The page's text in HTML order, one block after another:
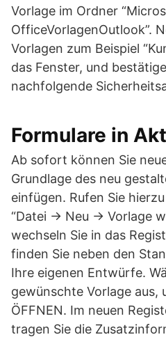
Vorlage im Ordner
OfficeVorlagenOutlook”.
Vorlagen zum Beispiel
das Fenster, und
nachfolgende
Formulare in
Ab sofort können Sie
Grundlage des neu
einfügen. Rufen Sie
“Datei -> Neu -> Vorlage
wechseln Sie in das
finden Sie neben den
Ihre eigenen Entwürfe.
gewünschte Vorlage aus,
ÖFFNEN. Im neuen
tragen Sie die